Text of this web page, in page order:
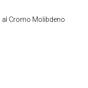
al Cromo Molibdeno